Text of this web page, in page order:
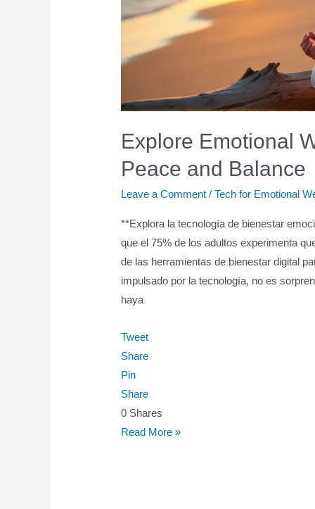
Explore Emotional
Peace and Balance
Leave a Comment /Tech for Emotional
**Explora la tecnología de bienestar
que el 75% de los adultos experimenta
de las herramientas de bienestar digital
impulsado por la tecnología, no es
haya
Tweet
Share
Pin
Share
0 Shares
Explore
Read More »